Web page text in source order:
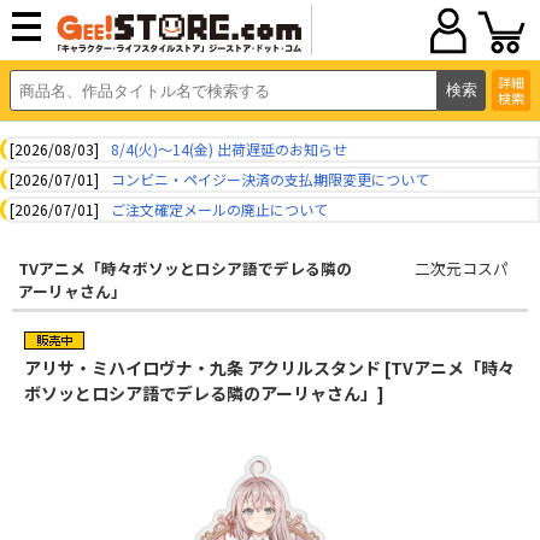
詳細
検索
[2026/08/03]
8/4(火)～14(金) 出荷遅延のお知らせ
[2026/07/01]
コンビニ・ペイジー決済の支払期限変更について
[2026/07/01]
ご注文確定メールの廃止について
TVアニメ「時々ボソッとロシア語でデレる隣の
アーリャさん」
二次元コスパ
アリサ・ミハイロヴナ・九条 アクリルスタンド [TVアニメ「時々
ボソッとロシア語でデレる隣のアーリャさん」]